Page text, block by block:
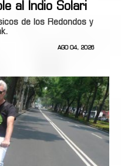
al Indio Solari
de los Redondos y
AGO 04, 2026